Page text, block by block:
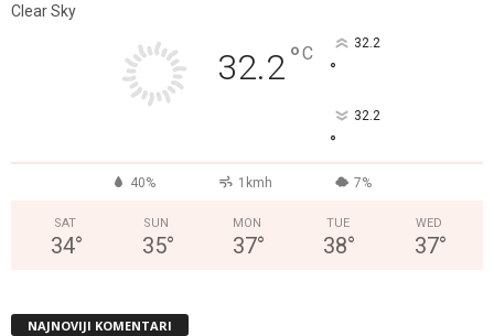
Clear Sky
32.2°C 32.2
°
32.2
°
40% 1kmh 7%
SAT
34°
SUN
35°
MON
37°
TUE
38°
WED
37°
NAJNOVIJI KOMENTARI